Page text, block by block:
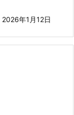
2026年1月12日